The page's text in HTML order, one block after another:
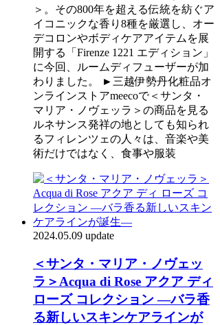
＞。その800年を超える伝統を紡ぐア
イコニックな香り8種を厳選し、オー
デコロンやボディケアアイテムを展
開する「Firenze 1221 エディション」
に今回、ルームディフューザーが加
わりました。 ►三越伊勢丹化粧品オ
ンラインストアmeecoで＜サンタ・
マリア・ノヴェッラ＞の商品を見る
ルネサンス発祥の地としても知られ
るフィレンツェの人々は、音楽や美
術だけではなく、食事や服装
2024.05.09 update
＜サンタ・マリア・ノヴェッ
ラ＞Acqua di Rose アクア ディ
ローズ コレクション ―バラ香
る新しいスキンケアラインが